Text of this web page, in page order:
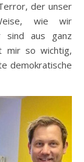
der unser
wie wir
sind aus ganz
mir so wichtig,
demokratische